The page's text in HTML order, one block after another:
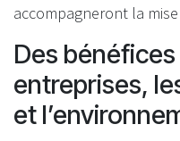
accompagneront la
Des
entreprises,
et